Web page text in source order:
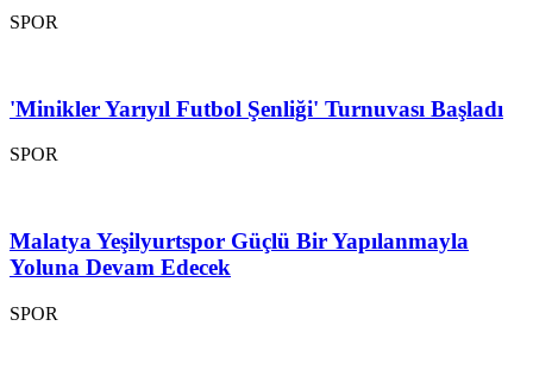
SPOR
'Minikler Yarıyıl Futbol Şenliği' Turnuvası Başladı
SPOR
Malatya Yeşilyurtspor Güçlü Bir Yapılanmayla
Yoluna Devam Edecek
SPOR